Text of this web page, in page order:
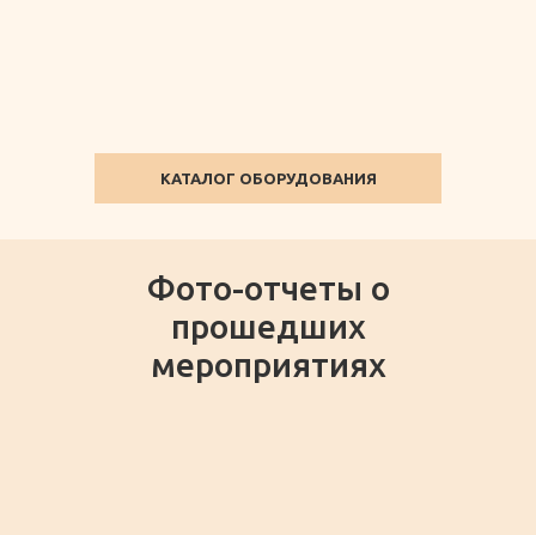
КАТАЛОГ ОБОРУДОВАНИЯ
Фото-отчеты о
прошедших
мероприятиях